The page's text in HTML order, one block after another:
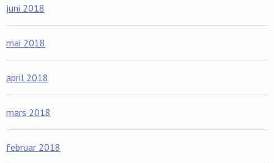
juni 2018
mai 2018
april 2018
mars 2018
februar 2018